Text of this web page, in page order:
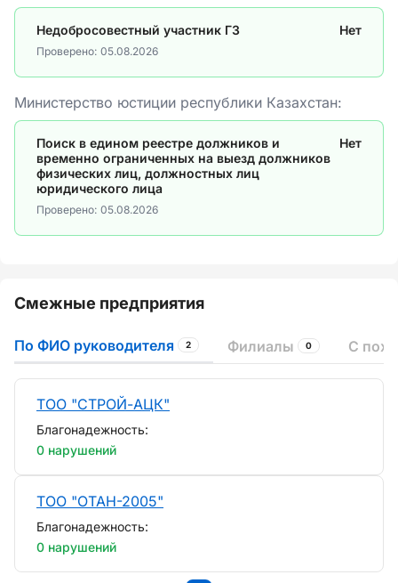
Недобросовестный участник ГЗ Нет
Проверено: 05.08.2026
Министерство юстиции республики Казахстан:
Поиск в едином реестре должников и
временно ограниченных на выезд должников
физических лиц, должностных лиц
юридического лица
Нет
Проверено: 05.08.2026
Смежные предприятия
По ФИО руководителя 2 Филиалы 0 С
ТОО "СТРОЙ-АЦК"
Благонадежность:
0 нарушений
ТОО "ОТАН-2005"
Благонадежность:
0 нарушений